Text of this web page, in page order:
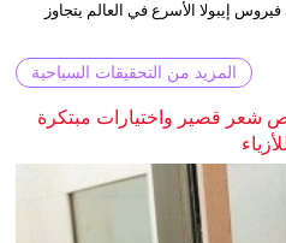
إيبولا الأسرع في العالم يتجاوز
المزيد من التحقيقات السياحية
شعر قصير واختيارات مبتكرة